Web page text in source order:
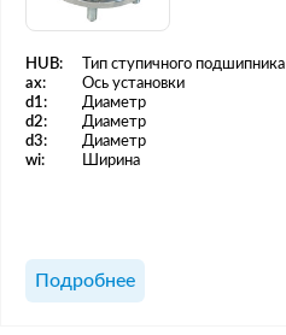
HUB: Тип ступичного подшипника
ax:
Ось установки
d1:
Диаметр
d2:
Диаметр
d3:
Диаметр
wi:
Ширина
Подробнее